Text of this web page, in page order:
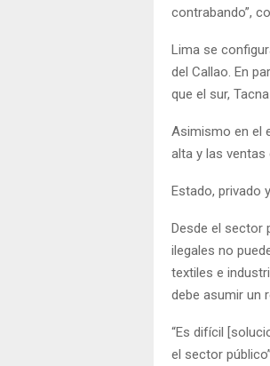
contrabando”,
Lima se
del Callao. En
que el sur,
Asimismo en el
alta y las ventas
Estado, privado
Desde el sector
ilegales no
textiles e
debe asumir un
“Es difícil
el sector